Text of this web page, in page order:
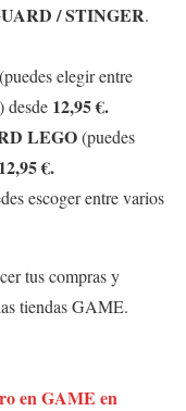
/ STINGER.
(puedes elegir entre
) desde 12,95 €.
LEGO(puedes
12,95 €.
escoger entre varios
tus compras y
tiendas GAME.
en GAME en